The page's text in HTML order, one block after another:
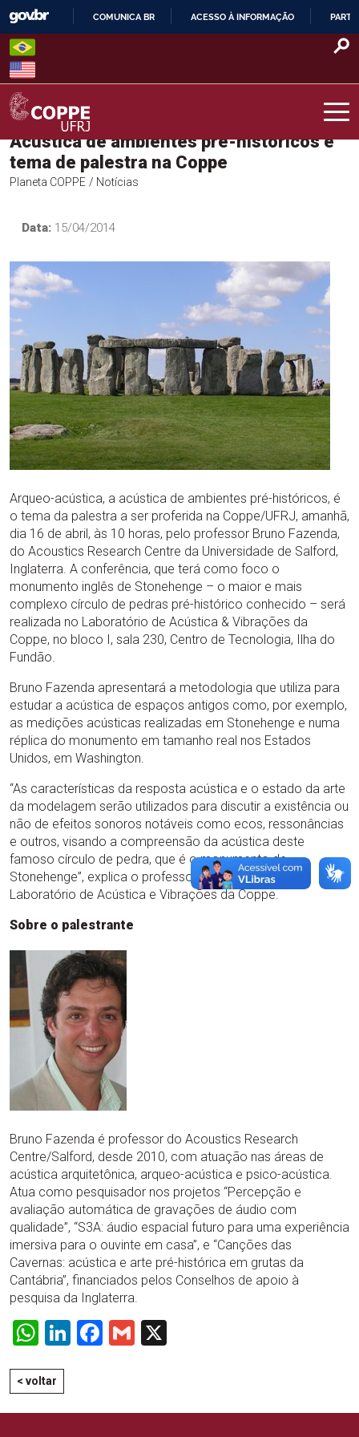
Skip
content
O
COMUNICA BR ACESSO À INFORMAÇÃO
COPPE – UFRJ
Acústica de ambientes pré-históricos é
tema de palestra na Coppe
Planeta COPPE / Notícias
Data: 15/04/2014
Arqueo-acústica, a acústica de ambientes pré-históricos, é
o tema da palestra a ser proferida na Coppe/UFRJ, amanhã,
dia 16 de abril, às 10 horas, pelo professor Bruno Fazenda,
do Acoustics Research Centre da Universidade de Salford,
Inglaterra. A conferência, que terá como foco o
monumento inglês de Stonehenge – o maior e mais
complexo círculo de pedras pré-histórico conhecido – será
realizada no Laboratório de Acústica & Vibrações da
Coppe, no bloco I, sala 230, Centro de Tecnologia, Ilha do
Fundão.
Bruno Fazenda apresentará a metodologia que utiliza para
estudar a acústica de espaços antigos como, por exemplo,
as medições acústicas realizadas em Stonehenge e numa
réplica do monumento em tamanho real nos Estados
Unidos, em Washington.
“As características da resposta acústica e o estado da arte
da modelagem serão utilizados para discutir a existência ou
não de efeitos sonoros notáveis como ecos, ressonâncias
e outros, visando a compreensão da acústica deste
famoso círculo de pedra, que é o monumento de
Stonehenge”, explica o professor Ricardo Musafir, do
Laboratório de Acústica e Vibrações da Coppe.
Sobre o palestrante
Bruno Fazenda é professor do Acoustics Research
Centre/Salford, desde 2010, com atuação nas áreas de
acústica arquitetônica, arqueo-acústica e psico-acústica.
Atua como pesquisador nos projetos “Percepção e
avaliação automática de gravações de áudio com
qualidade”, “S3A: áudio espacial futuro para uma experiência
imersiva para o ouvinte em casa”, e “Canções das
Cavernas: acústica e arte pré-histórica em grutas da
Cantábria”, financiados pelos Conselhos de apoio à
pesquisa da Inglaterra.
WhatsApp
LinkedIn
Facebook
Gmail
< voltar